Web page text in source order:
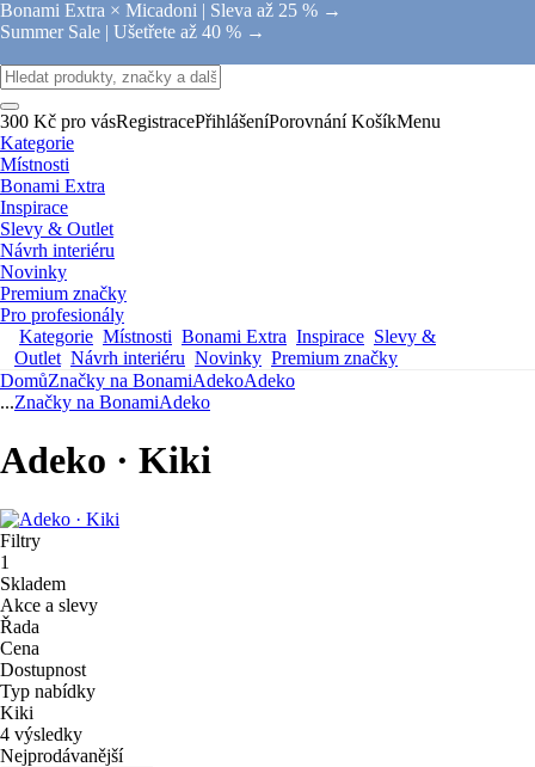
Bonami Extra × Micadoni | Sleva až 25 % →
Summer Sale | Ušetřete až 40 % →
300 Kč pro vásRegistracePřihlášeníPorovnání KošíkMenu
Kategorie
Místnosti
Bonami Extra
Inspirace
Slevy & Outlet
Návrh interiéru
Novinky
Premium značky
Pro profesionály
Kategorie Místnosti Bonami Extra Inspirace Slevy &
Outlet Návrh interiéru Novinky Premium značky
DomůZnačky na BonamiAdekoAdeko
...Značky na BonamiAdeko
Adeko · Kiki
Filtry
1
Skladem
Akce a slevy
Řada
Cena
Dostupnost
Typ nabídky
Kiki
4 výsledky
Nejprodávanější